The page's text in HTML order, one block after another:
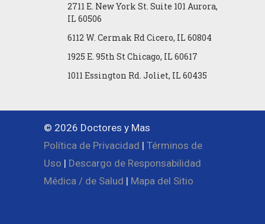
2711 E. New York St. Suite 101 Aurora,
IL 60506
6112 W. Cermak Rd Cicero, IL 60804
1925 E. 95th St Chicago, IL 60617
1011 Essington Rd. Joliet, IL 60435
© 2026 Doctores y Mas
Política de Privacidad | Términos de
Uso | Descargo de Responsabilidad
Médica / de Salud | Mapa del Sitio